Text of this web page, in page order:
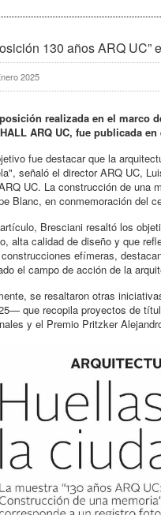
130 años ARQ UC”
2025
realizada en el marco
ARQ UC, fue publicada
fue destacar que la
señaló el director ARQ UC,
UC. La construcción de una
Blanc, en conmemoración del
Bresciani resaltó los
alta calidad de diseño y que
efímeras,
el campo de acción de la
se resaltaron otras
que recopila proyectos de
y el Premio Pritzker